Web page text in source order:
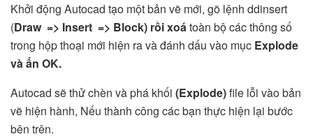
Khởi động Autocad tạo một bản vẽ mới, gõ lệnh ddinsert
(Draw => Insert => Block) rồi xoátoàn bộ các thông số
trong hộp thoại mới hiện ra và đánh dấu vào mục Explode
và ấn OK.
Autocad sẽ thử chèn và phá khối (Explode)file lỗi vào bản
vẽ hiện hành, Nếu thành công các bạn thực hiện lại bước
bên trên.